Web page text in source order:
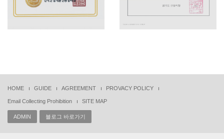
HOME GUIDE AGREEMENT PROVACY POLICY
Email Collecting Prohibition SITE MAP
ADMIN 블로그 바로가기